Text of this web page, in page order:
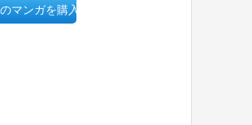
マンガを購入